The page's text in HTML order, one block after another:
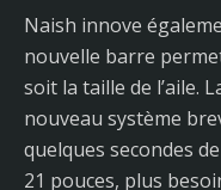
Naish innove
nouvelle barre
soit la taille de l’aile.
nouveau système
quelques secondes
21 pouces, plus